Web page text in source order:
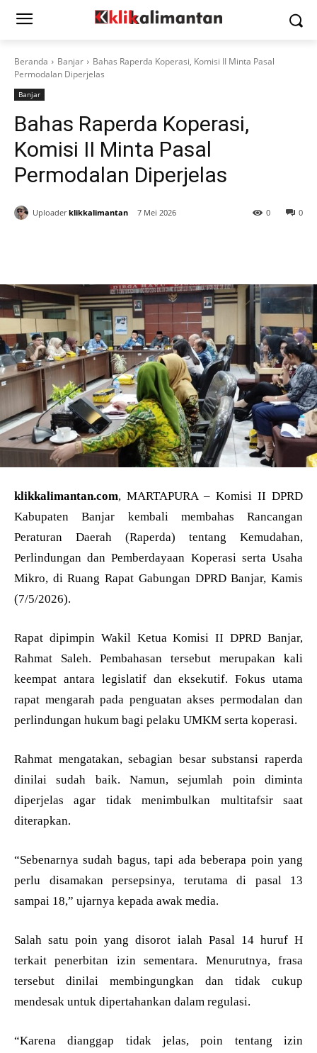
Beranda Banjar
Bahas Raperda Koperasi, Komisi II Minta Pasal
Permodalan Diperjelas
Banjar
Bahas Raperda Koperasi,
Komisi II Minta Pasal
Permodalan Diperjelas
Uploader klikkalimantan 7 Mei 2026 0
0
klikkalimantan.com, MARTAPURA – Komisi II DPRD
Kabupaten Banjar kembali membahas Rancangan
Peraturan Daerah (Raperda) tentang Kemudahan,
Perlindungan dan Pemberdayaan Koperasi serta Usaha
Mikro, di Ruang Rapat Gabungan DPRD Banjar, Kamis
(7/5/2026).
Rapat dipimpin Wakil Ketua Komisi II DPRD Banjar,
Rahmat Saleh. Pembahasan tersebut merupakan kali
keempat antara legislatif dan eksekutif. Fokus utama
rapat mengarah pada penguatan akses permodalan dan
perlindungan hukum bagi pelaku UMKM serta koperasi.
Rahmat mengatakan, sebagian besar substansi raperda
dinilai sudah baik. Namun, sejumlah poin diminta
diperjelas agar tidak menimbulkan multitafsir saat
diterapkan.
“Sebenarnya sudah bagus, tapi ada beberapa poin yang
perlu disamakan persepsinya, terutama di pasal 13
sampai 18,” ujarnya kepada awak media.
Salah satu poin yang disorot ialah Pasal 14 huruf H
terkait penerbitan izin sementara. Menurutnya, frasa
tersebut dinilai membingungkan dan tidak cukup
mendesak untuk dipertahankan dalam regulasi.
“Karena dianggap tidak jelas, poin tentang izin